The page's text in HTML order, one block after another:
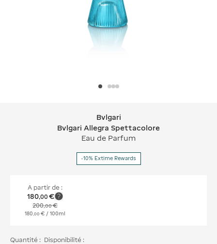
Bvlgari Bvlgari Allegra Spettacolore
Bvlgari
Bvlgari Allegra Spettacolore
Eau de Parfum
-10% Extime Rewards
A partir de :
180,00 €
200,00€
180 00 € / 100ml
Quantité : Disponibilité :